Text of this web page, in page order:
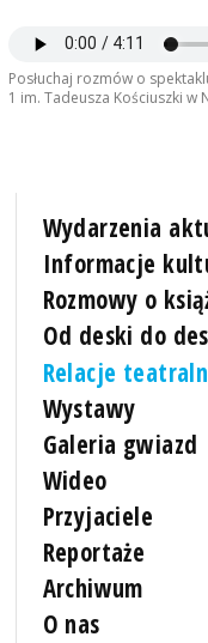
Posłuchaj rozmów o
1 im. Tadeusza Kościuszki w
Wydarzenia
Informacje
Rozmowy o
Od deski do
Relacje
Wystawy
Galeria gwiazd
Wideo
Przyjaciele
Reportaże
Archiwum
O nas